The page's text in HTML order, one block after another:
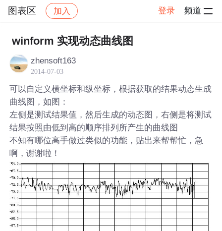
图表区 加入 登录 频道
社区 图表区 帖子详情
winform 实现动态曲线图
zhensoft163
2014-07-03
可以自定义横坐标和纵坐标，根据获取的结果动态生成
曲线图，如图：
左侧是测试结果值，然后生成的动态图，右侧是将测试
结果按照由低到高的顺序排列所产生的曲线图
不知有哪位高手做过类似的功能，贴出来帮帮忙，急
啊，谢谢啦！